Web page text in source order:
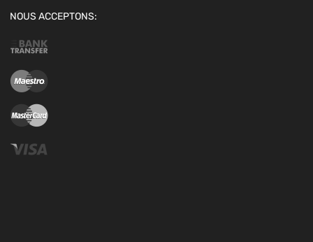
NOUS ACCEPTONS: